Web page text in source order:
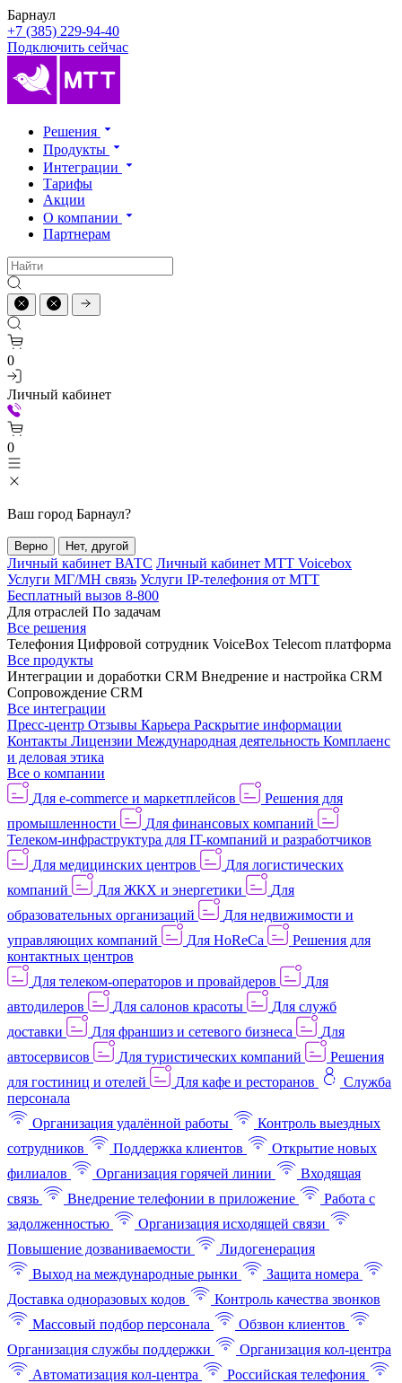
Барнаул
+7 (385) 229-94-40
Подключить сейчас
Решения
Продукты
Интеграции
Тарифы
Акции
О компании
Партнерам
0
Личный кабинет
0
Ваш город Барнаул?
Верно Нет, другой
Личный кабинет ВАТС Личный кабинет МТТ Voicebox
Услуги МГ/МН связь Услуги IP-телефония от МТТ
Бесплатный вызов 8-800
Для отраслей По задачам
Все решения
Телефония Цифровой сотрудник VoiceBox Telecom платформа
Все продукты
Интеграции и доработки CRM Внедрение и настройка CRM
Сопровождение CRM
Все интеграции
Пресс-центр Отзывы Карьера Раскрытие информации
Контакты Лицензии Международная деятельность Комплаенс
и деловая этика
Все о компании
Для e-commerce и маркетплейсов
Решения для
промышленности
Для финансовых компаний
Телеком-инфраструктура для IT-компаний и разработчиков
Для медицинских центров
Для логистических
компаний
Для ЖКХ и энергетики
Для
образовательных организаций
Для недвижимости и
управляющих компаний
Для HoReCa
Решения для
контактных центров
Для телеком-операторов и провайдеров
Для
автодилеров
Для салонов красоты
Для служб
доставки
Для франшиз и сетевого бизнеса
Для
автосервисов
Для туристических компаний
Решения
для гостиниц и отелей
Для кафе и ресторанов
Служба
персонала
Организация удалённой работы
Контроль выездных
сотрудников
Поддержка клиентов
Открытие новых
филиалов
Организация горячей линии
Входящая
связь
Внедрение телефонии в приложение
Работа с
задолженностью
Организация исходящей связи
Повышение дозваниваемости
Лидогенерация
Выход на международные рынки
Защита номера
Доставка одноразовых кодов
Контроль качества звонков
Массовый подбор персонала
Обзвон клиентов
Организация службы поддержки
Организация кол-центра
Автоматизация кол-центра
Российская телефония